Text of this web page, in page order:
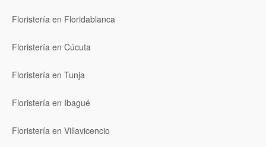
Floristería en Floridablanca
Floristería en Cúcuta
Floristería en Tunja
Floristería en Ibagué
Floristería en Villavicencio